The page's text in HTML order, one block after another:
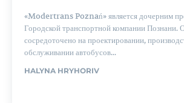
«Modertrans Poznań» является дочерним
Городской транспортной компании Познани.
сосредоточено на проектировании,
обслуживании автобусов...
HALYNA HRYHORIV